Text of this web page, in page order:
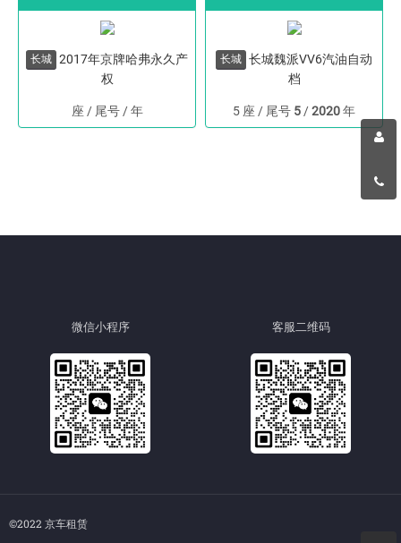
长城 2017年京牌哈弗永久产
权
座 / 尾号 /年
长城 长城魏派VV6汽油自动
档
5 座 / 尾号 5 /2020年
微信小程序 客服二维码
©2022 京车租赁